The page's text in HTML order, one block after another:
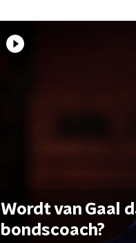
Wordt van Gaal
bondscoach?